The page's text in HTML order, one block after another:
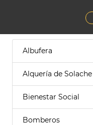
Albufera
Alquería de Solache
Bienestar Social
Bomberos